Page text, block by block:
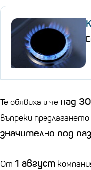
Те обявиха и че над
въпреки предлагането
значително под
От 1 август